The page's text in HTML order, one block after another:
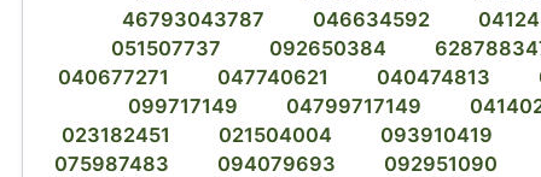
46793043787
046634592
051507737
092650384
040677271
047740621 040474813
099717149
04799717149
023182451
021504004
093910419
075987483
094079693
092951090